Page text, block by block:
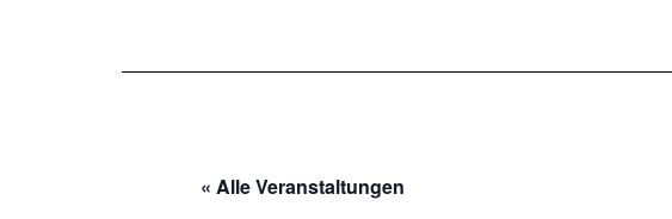
« Alle Veranstaltungen